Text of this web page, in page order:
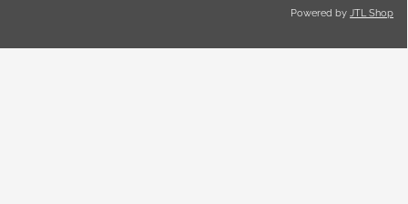
Powered byJTL Shop